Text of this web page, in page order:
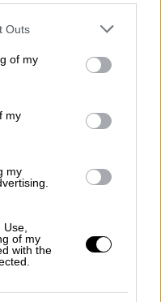
one or more Google
You may click to
its third-party tags to
in below Google
Outs
of my
my
my
of my
with the
την
θα παντρευτεί
Πειραιά τον
κύκλο, λίγους
του γιου τους.
το καλοκαίρι
γάμο
έχει
μεγάλη γαμήλια
φίλους.